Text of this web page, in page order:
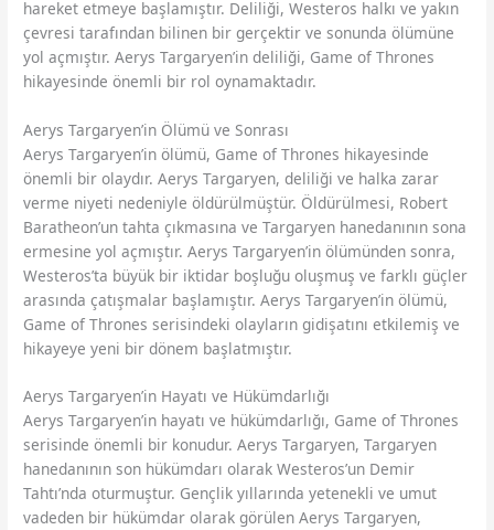
hareket etmeye başlamıştır. Deliliği, Westeros halkı ve yakın
çevresi tarafından bilinen bir gerçektir ve sonunda ölümüne
yol açmıştır. Aerys Targaryen’in deliliği, Game of Thrones
hikayesinde önemli bir rol oynamaktadır.
Aerys Targaryen’in Ölümü ve Sonrası
Aerys Targaryen’in ölümü, Game of Thrones hikayesinde
önemli bir olaydır. Aerys Targaryen, deliliği ve halka zarar
verme niyeti nedeniyle öldürülmüştür. Öldürülmesi, Robert
Baratheon’un tahta çıkmasına ve Targaryen hanedanının sona
ermesine yol açmıştır. Aerys Targaryen’in ölümünden sonra,
Westeros’ta büyük bir iktidar boşluğu oluşmuş ve farklı güçler
arasında çatışmalar başlamıştır. Aerys Targaryen’in ölümü,
Game of Thrones serisindeki olayların gidişatını etkilemiş ve
hikayeye yeni bir dönem başlatmıştır.
Aerys Targaryen’in Hayatı ve Hükümdarlığı
Aerys Targaryen’in hayatı ve hükümdarlığı, Game of Thrones
serisinde önemli bir konudur. Aerys Targaryen, Targaryen
hanedanının son hükümdarı olarak Westeros’un Demir
Tahtı’nda oturmuştur. Gençlik yıllarında yetenekli ve umut
vadeden bir hükümdar olarak görülen Aerys Targaryen,